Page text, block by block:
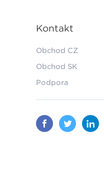
Kontakt
Obchod CZ
Obchod SK
Podpora